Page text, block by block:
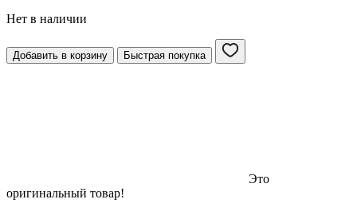
Нет в наличии
Добавить в корзину Быстрая покупка
Это
оригинальный товар!